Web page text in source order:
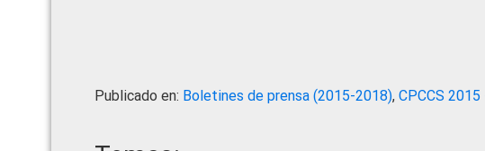
Publicado en: Boletines de prensa (2015-2018), CPCCS